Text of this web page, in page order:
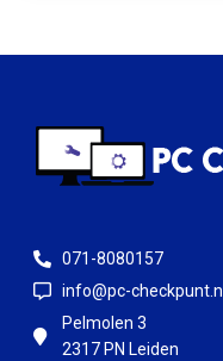
071-8080157
info@pc-checkpunt.nl
Pelmolen 3
2317 PN Leiden